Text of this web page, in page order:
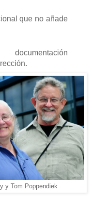
que no añade
y Tom Poppendiek